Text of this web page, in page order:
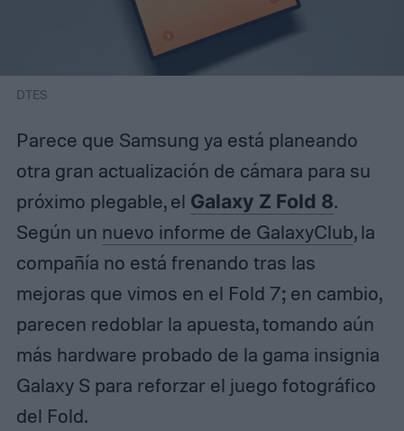
DTES
Parece que Samsung ya está planeando
otra gran actualización de cámara para su
próximo plegable, el Galaxy Z Fold 8.
Según un nuevo informe de GalaxyClub, la
compañía no está frenando tras las
mejoras que vimos en el Fold 7; en cambio,
parecen redoblar la apuesta, tomando aún
más hardware probado de la gama insignia
Galaxy S para reforzar el juego fotográfico
del Fold.